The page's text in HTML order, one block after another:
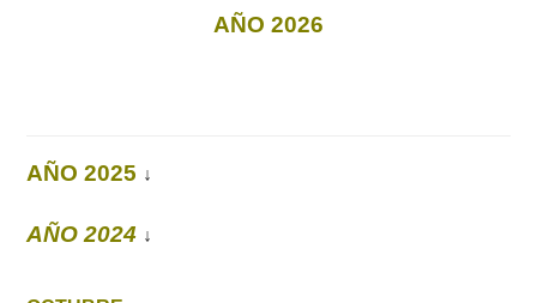
AÑO 2026
AÑO 2025 ↓
AÑO 2024 ↓